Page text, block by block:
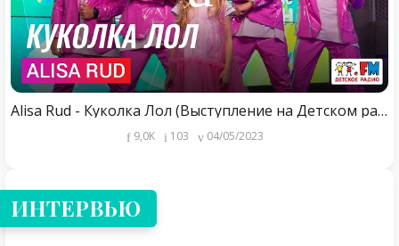
Alisa Rud - Куколка Лол (Выступление на Детском радио)
9,0K 103 04/05/2023
ИНТЕРВЬЮ